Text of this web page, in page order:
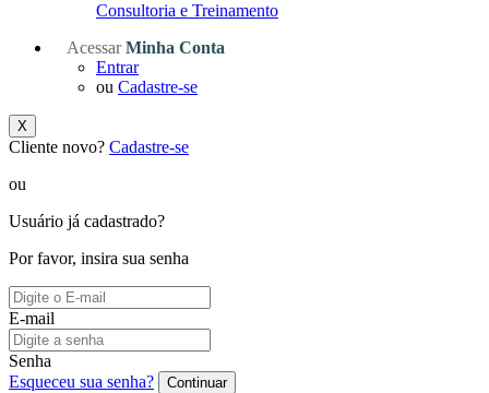
Consultoria e Treinamento
Acessar Minha Conta
Entrar
ou Cadastre-se
X
Cliente novo? Cadastre-se
ou
Usuário já cadastrado?
Por favor, insira sua senha
E-mail
Senha
Esqueceu sua senha?
Continuar